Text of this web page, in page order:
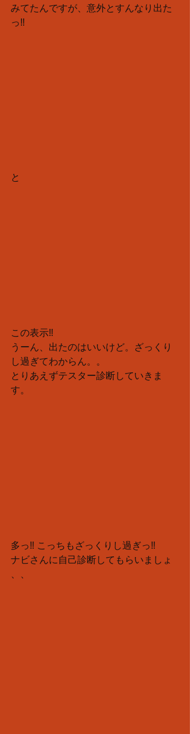
みてたんですが、意外とすんなり出た
っ‼️
と
この表示‼️
うーん、出たのはいいけど。ざっくり
し過ぎてわからん。。
とりあえずテスター診断していきま
す。
多っ‼️ こっちもざっくりし過ぎっ‼️
ナビさんに自己診断してもらいましょ
、、